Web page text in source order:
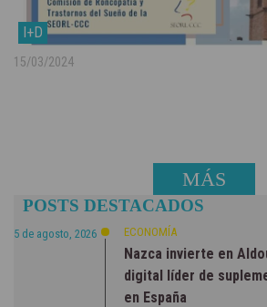
I+D
15/03/2024
MÁS
NOTICIAS
POSTS DESTACADOS
5 de agosto, 2026 ECONOMÍA
Nazca invierte en
digital líder de
en España